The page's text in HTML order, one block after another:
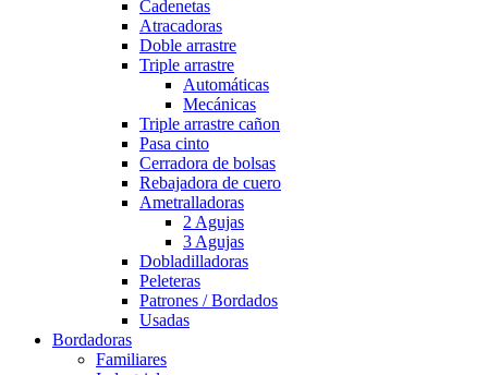
Cadenetas
Atracadoras
Doble arrastre
Triple arrastre
Automáticas
Mecánicas
Triple arrastre cañon
Pasa cinto
Cerradora de bolsas
Rebajadora de cuero
Ametralladoras
2 Agujas
3 Agujas
Dobladilladoras
Peleteras
Patrones / Bordados
Usadas
Bordadoras
Familiares